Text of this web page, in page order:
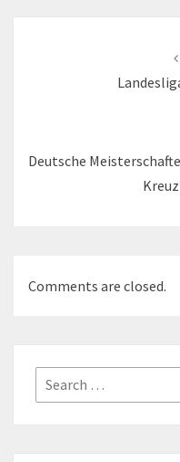
Deutsche
Comments are closed.
Search
for: